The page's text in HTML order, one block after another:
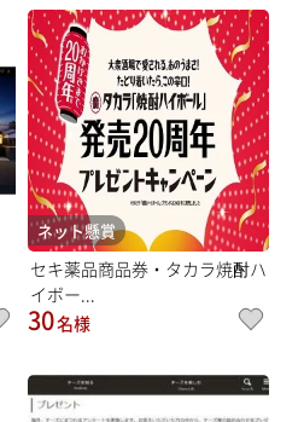
ネット懸賞
セキ薬品商品券・タカラ焼酎ハ
イボー...
30名様